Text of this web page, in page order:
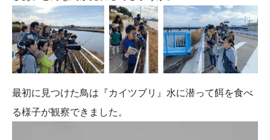
最初に見つけた鳥は『カイツブリ』水に潜って餌を食べ
る様子が観察できました。